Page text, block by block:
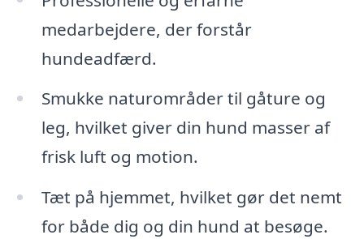
medarbejdere, der forstår
hundeadfærd.
Smukke naturområder til gåture og
leg, hvilket giver din hund masser af
frisk luft og motion.
Tæt på hjemmet, hvilket gør det nemt
for både dig og din hund at besøge.